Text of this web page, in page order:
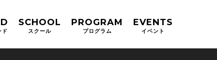
ド
SCHOOL
スクール
PROGRAM
プログラム
EVENTS
イベント